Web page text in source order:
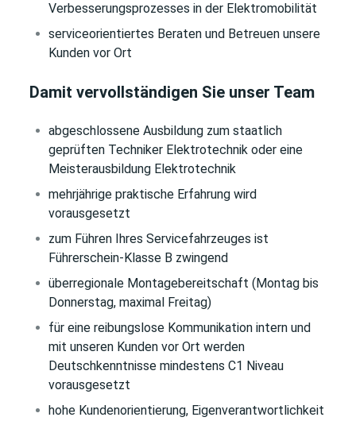
Verbesserungsprozesses in der Elektromobilität
serviceorientiertes Beraten und Betreuen unsere
Kunden vor Ort
Damit vervollständigen Sie unser Team
abgeschlossene Ausbildung zum staatlich
geprüften Techniker Elektrotechnik oder eine
Meisterausbildung Elektrotechnik
mehrjährige praktische Erfahrung wird
vorausgesetzt
zum Führen Ihres Servicefahrzeuges ist
Führerschein-Klasse B zwingend
überregionale Montagebereitschaft (Montag bis
Donnerstag, maximal Freitag)
für eine reibungslose Kommunikation intern und
mit unseren Kunden vor Ort werden
Deutschkenntnisse mindestens C1 Niveau
vorausgesetzt
hohe Kundenorientierung, Eigenverantwortlichkeit